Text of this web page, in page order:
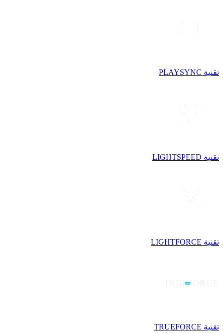
تقنية PLAYSYNC
تقنية LIGHTSPEED
تقنية LIGHTFORCE
تقنية TRUEFORCE